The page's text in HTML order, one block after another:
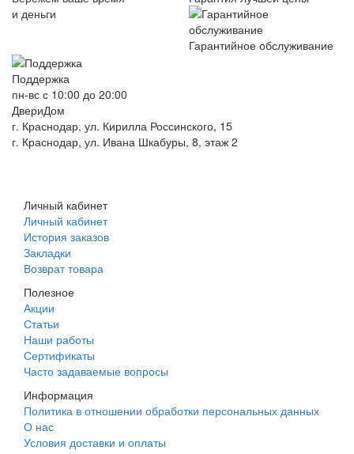
и деньги
Гарантийное обслуживание
Поддержка
пн-вс с 10:00 до 20:00
ДвериДом
г. Краснодар, ул. Кирилла Россинского, 15
г. Краснодар, ул. Ивана Шкабуры, 8, этаж 2
Личный кабинет
Личный кабинет
История заказов
Закладки
Возврат товара
Полезное
Акции
Статьи
Наши работы
Сертификаты
Часто задаваемые вопросы
Информация
Политика в отношении обработки персональных данных
О нас
Условия доставки и оплаты